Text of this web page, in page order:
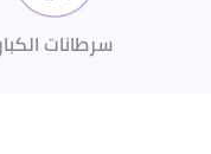
سرطانات الكبار